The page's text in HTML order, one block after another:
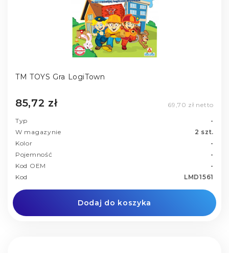
TM TOYS Gra LogiTown
85,72 zł 69,70 zł netto
Typ
-
W magazynie
2 szt.
Kolor
-
Pojemność
-
Kod OEM
-
Kod
LMD1561
Dodaj do koszyka